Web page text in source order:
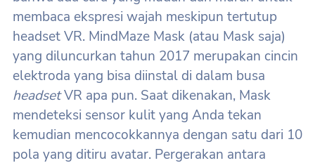
membaca ekspresi wajah meskipun tertutup
headset VR. MindMaze Mask (atau Mask saja)
yang diluncurkan tahun 2017 merupakan cincin
elektroda yang bisa diinstal di dalam busa
headsetVR apa pun. Saat dikenakan, Mask
mendeteksi sensor kulit yang Anda tekan
kemudian mencocokkannya dengan satu dari 10
pola yang ditiru avatar. Pergerakan antara